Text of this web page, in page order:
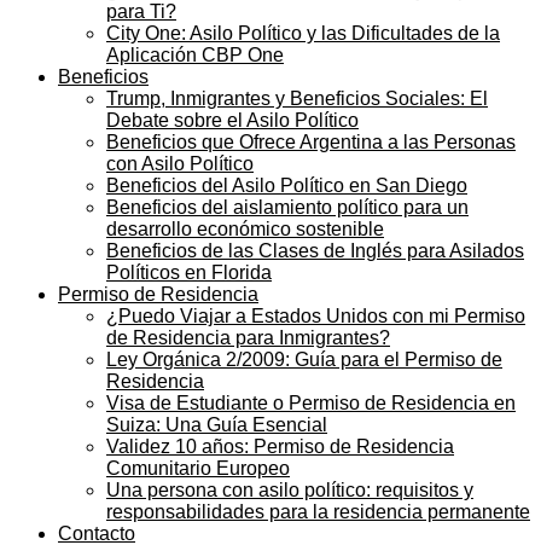
para Ti?
City One: Asilo Político y las Dificultades de la
Aplicación CBP One
Beneficios
Trump, Inmigrantes y Beneficios Sociales: El
Debate sobre el Asilo Político
Beneficios que Ofrece Argentina a las Personas
con Asilo Político
Beneficios del Asilo Político en San Diego
Beneficios del aislamiento político para un
desarrollo económico sostenible
Beneficios de las Clases de Inglés para Asilados
Políticos en Florida
Permiso de Residencia
¿Puedo Viajar a Estados Unidos con mi Permiso
de Residencia para Inmigrantes?
Ley Orgánica 2/2009: Guía para el Permiso de
Residencia
Visa de Estudiante o Permiso de Residencia en
Suiza: Una Guía Esencial
Validez 10 años: Permiso de Residencia
Comunitario Europeo
Una persona con asilo político: requisitos y
responsabilidades para la residencia permanente
Contacto